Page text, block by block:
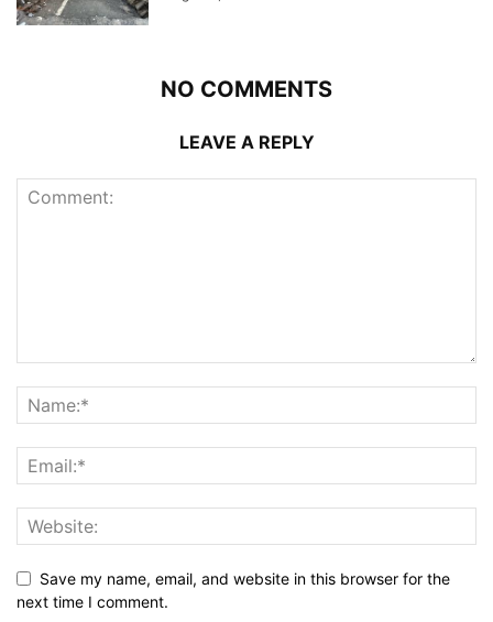
NO COMMENTS
LEAVE A REPLY
Save my name, email, and website in this browser for the
next time I comment.